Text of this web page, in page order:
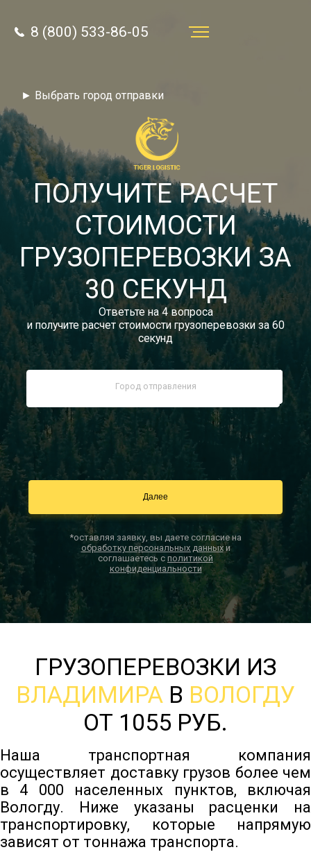
8 (800) 533-86-05
Звонок по России бесплатный
autotransport24@yandex.ru
Заказать звонок
Тарифы
Отзывы
Статьи
Новости
Документы
Контакты
► Выбрать город отправки
8 (800) 533-86-05
ПОЛУЧИТЕ РАСЧЕТ
СТОИМОСТИ
ГРУЗОПЕРЕВОЗКИ ЗА
30 СЕКУНД
Ответьте на 4 вопроса
и получите расчет стоимости грузоперевозки за 60
секунд
*оставляя заявку, вы даете согласие на
обработку персональных данныхи
соглашаетесь с политикой
конфиденциальности
ГРУЗОПЕРЕВОЗКИ ИЗ
ВЛАДИМИРА В ВОЛОГДУ
ОТ 1055 РУБ.
Наша транспортная компания
осуществляет доставку грузов более чем
в 4 000 населенных пунктов, включая
Вологду. Ниже указаны расценки на
транспортировку, которые напрямую
зависят от тоннажа транспорта.